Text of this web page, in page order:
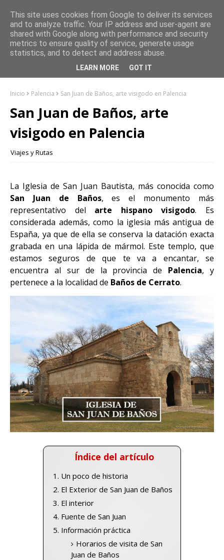
Inicio Palencia San Juan de Baños, arte visigodo en Palencia
San Juan de Baños, arte
visigodo en Palencia
Viajes y Rutas
La Iglesia de San Juan Bautista, más conocida como
San Juan de Baños, es el monumento más
representativo del arte hispano visigodo. Es
considerada además, como la iglesia más antigua de
España, ya que de ella se conserva la datación exacta
grabada en una lápida de mármol. Este templo, que
estamos seguros de que te va a encantar, se
encuentra al sur de la provincia de Palencia, y
pertenece a la localidad de Baños de Cerrato.
Índice del artículo
Un poco de historia
El Exterior de San Juan de Baños
El interior
Fuente de San Juan
Información práctica
Horarios de visita de San
Juan de Baños
This site uses cookies from Google to deliver its services
and to analyze traffic. Your IP address and user-agent are
shared with Google along with performance and security
metrics to ensure quality of service, generate usage
statistics, and to detect and address abuse.
LEARN MORE GOT IT